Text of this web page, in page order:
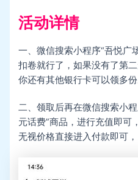
活动详情
一、微信搜索小程序“吾悦广
扣卷就行了，如果没有了第
你还有其他银行卡可以领多份
二、领取后再在微信搜索小
元话费”商品，进行充值即可
无视价格直接进入付款即可，